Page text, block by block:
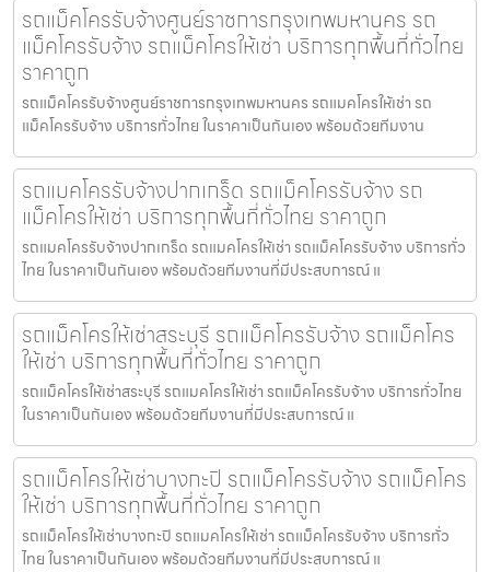
รถแม็คโครรับจ้างศูนย์ราชการกรุงเทพมหานคร รถ
แม็คโครรับจ้าง รถแม็คโครให้เช่า บริการทุกพื้นที่ทั่วไทย
ราคาถูก
รถแม็คโครรับจ้างศูนย์ราชการกรุงเทพมหานคร รถแมคโครให้เช่า รถ
แม็คโครรับจ้าง บริการทั่วไทย ในราคาเป็นกันเอง พร้อมด้วยทีมงาน
รถแมคโครรับจ้างปากเกร็ด รถแม็คโครรับจ้าง รถ
แม็คโครให้เช่า บริการทุกพื้นที่ทั่วไทย ราคาถูก
รถแมคโครรับจ้างปากเกร็ด รถแมคโครให้เช่า รถแม็คโครรับจ้าง บริการทั่ว
ไทย ในราคาเป็นกันเอง พร้อมด้วยทีมงานที่มีประสบการณ์ แ
รถแม็คโครให้เช่าสระบุรี รถแม็คโครรับจ้าง รถแม็คโคร
ให้เช่า บริการทุกพื้นที่ทั่วไทย ราคาถูก
รถแม็คโครให้เช่าสระบุรี รถแมคโครให้เช่า รถแม็คโครรับจ้าง บริการทั่วไทย
ในราคาเป็นกันเอง พร้อมด้วยทีมงานที่มีประสบการณ์ แ
รถแม็คโครให้เช่าบางกะปิ รถแม็คโครรับจ้าง รถแม็คโคร
ให้เช่า บริการทุกพื้นที่ทั่วไทย ราคาถูก
รถแม็คโครให้เช่าบางกะปิ รถแมคโครให้เช่า รถแม็คโครรับจ้าง บริการทั่ว
ไทย ในราคาเป็นกันเอง พร้อมด้วยทีมงานที่มีประสบการณ์ แ